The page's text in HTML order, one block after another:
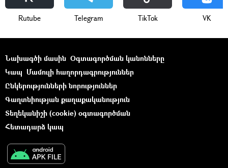
Rutube Telegram ТikТоk VK
Նախագծի մասին Օգտագործման կանոնները
Կապ Մամուլի հաղորդագրություններ
Ընկերությունների նորություններ
Գաղտնիության քաղաքականություն
Տեղեկանիշի (cookie) օգտագործման
Հետադարձ կապ